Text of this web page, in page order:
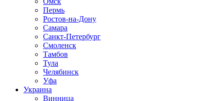
Пермь
Ростов-на-Дону
Самара
Санкт-Петербург
Смоленск
Тамбов
Тула
Челябинск
Уфа
Украина
Винница